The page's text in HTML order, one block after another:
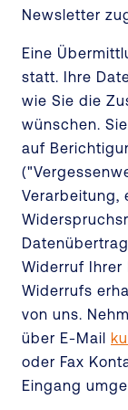
Newsletter
Eine
statt. Ihre
wie Sie die
wünschen.
auf
Verarbeitung,
Widerruf Ihrer
Widerrufs
von uns.
über E-Mail
oder Fax
Eingang